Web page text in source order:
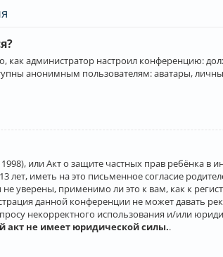
как администратор настроил конференцию:
анонимным пользователям: аватары,
или Акт о защите частных прав ребёнка
иметь на это письменное согласие
уверены, применимо ли это к вам, как к
данной конференции не может давать
некорректного использования и/или
акт не имеет юридической силы..